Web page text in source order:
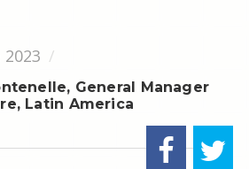
General Manager
Latin America